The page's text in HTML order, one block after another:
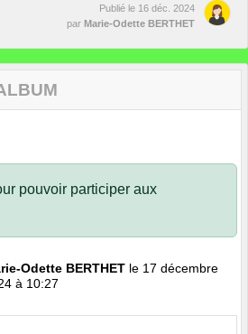
Publié le 16 déc. 2024
par Marie-Odette BERTHET
pouvoir participer aux
Odette BERTHET le 17 décembre
à 10:27